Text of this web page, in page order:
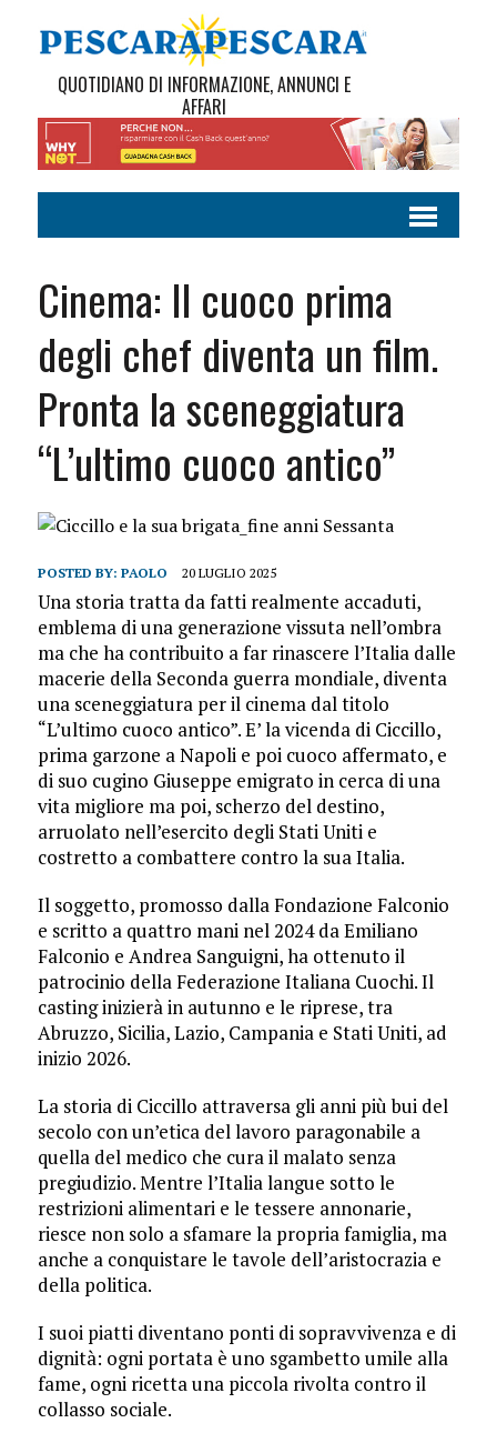
QUOTIDIANO DI INFORMAZIONE, ANNUNCI E
AFFARI
Cinema: Il cuoco prima
degli chef diventa un film.
Pronta la sceneggiatura
“L’ultimo cuoco antico”
POSTED BY: PAOLO 20 LUGLIO 2025
Una storia tratta da fatti realmente accaduti,
emblema di una generazione vissuta nell’ombra
ma che ha contribuito a far rinascere l’Italia dalle
macerie della Seconda guerra mondiale, diventa
una sceneggiatura per il cinema dal titolo
“L’ultimo cuoco antico”. E’ la vicenda di Ciccillo,
prima garzone a Napoli e poi cuoco affermato, e
di suo cugino Giuseppe emigrato in cerca di una
vita migliore ma poi, scherzo del destino,
arruolato nell’esercito degli Stati Uniti e
costretto a combattere contro la sua Italia.
Il soggetto, promosso dalla Fondazione Falconio
e scritto a quattro mani nel 2024 da Emiliano
Falconio e Andrea Sanguigni, ha ottenuto il
patrocinio della Federazione Italiana Cuochi. Il
casting inizierà in autunno e le riprese, tra
Abruzzo, Sicilia, Lazio, Campania e Stati Uniti, ad
inizio 2026.
La storia di Ciccillo attraversa gli anni più bui del
secolo con un’etica del lavoro paragonabile a
quella del medico che cura il malato senza
pregiudizio. Mentre l’Italia langue sotto le
restrizioni alimentari e le tessere annonarie,
riesce non solo a sfamare la propria famiglia, ma
anche a conquistare le tavole dell’aristocrazia e
della politica.
I suoi piatti diventano ponti di sopravvivenza e di
dignità: ogni portata è uno sgambetto umile alla
fame, ogni ricetta una piccola rivolta contro il
collasso sociale.